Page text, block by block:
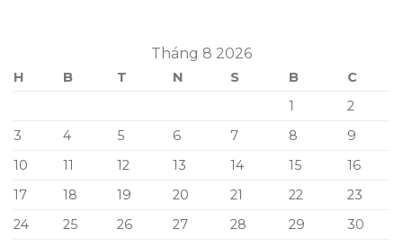
Tháng 8 2026
H B T N S B
C
1
2
3
4 5 6 7 8
9
10
11 12 13 14 15
16
17
18 19 20 21 22
23
24
25 26 27 28 29
30